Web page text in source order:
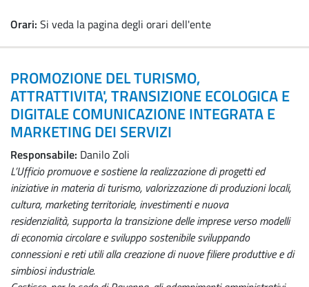
Orari: Si veda la pagina degli orari dell'ente
PROMOZIONE DEL TURISMO,
ATTRATTIVITA', TRANSIZIONE ECOLOGICA E
DIGITALE COMUNICAZIONE INTEGRATA E
MARKETING DEI SERVIZI
Responsabile: Danilo Zoli
L’Ufficio promuove e sostiene la realizzazione di progetti ed
iniziative in materia di turismo, valorizzazione di produzioni locali,
cultura, marketing territoriale, investimenti e nuova
residenzialità, supporta la transizione delle imprese verso modelli
di economia circolare e sviluppo sostenibile sviluppando
connessioni e reti utili alla creazione di nuove filiere produttive e di
simbiosi industriale.